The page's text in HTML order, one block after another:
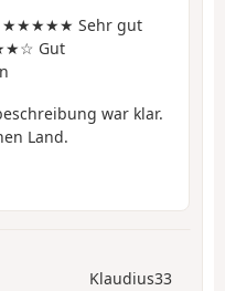
★★★★★ Sehr gut
Gut
war klar.
Land.
Klaudius33